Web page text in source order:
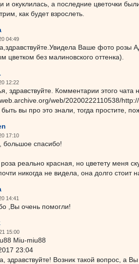
и окуклилась, а последние цветочки
как будет взрослеть.
04:49
Ваше фото розы
цветком без малиновского оттенка).
12:22
здравствуйте. Комментарии этого
web/20200222110538/
вы про это знали, тогда простите,
17:10
большое спасибо!
реально красная, но цветету меня
никогда не видела, она долго стоит
14:41
,Вы очень помогли!
15:00
Miu-miu88
23:04
здравствуйте! Возник такой вопрос, а